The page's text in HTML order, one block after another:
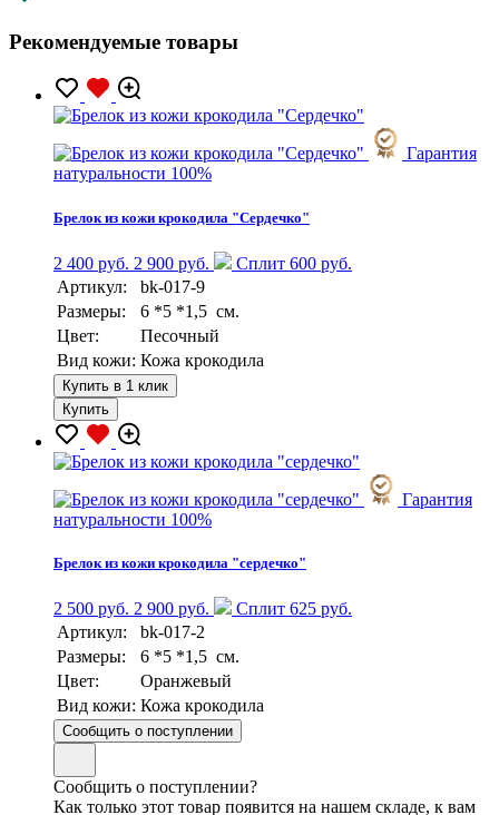
Рекомендуемые товары
Гарантия
натуральности 100%
Брелок из кожи крокодила "Сердечко"
2 400 руб. 2 900 руб.
Сплит 600 руб.
Артикул:
bk-017-9
Размеры:
6 *5 *1,5 см.
Цвет:
Песочный
Вид кожи: Кожа крокодила
Купить в 1 клик
Купить
Гарантия
натуральности 100%
Брелок из кожи крокодила "сердечко"
2 500 руб. 2 900 руб.
Сплит 625 руб.
Артикул:
bk-017-2
Размеры:
6 *5 *1,5 см.
Цвет:
Оранжевый
Вид кожи: Кожа крокодила
Сообщить о поступлении
Сообщить о поступлении?
Как только этот товар появится на нашем складе, к вам